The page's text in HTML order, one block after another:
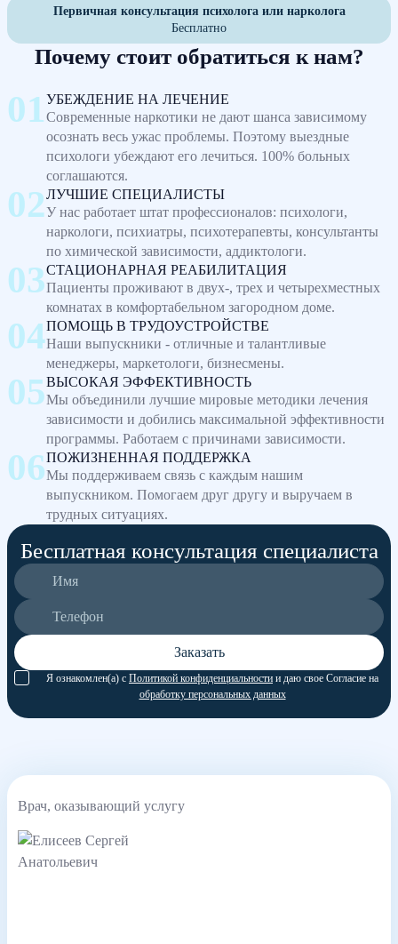
Первичная консультация психолога или нарколога
Бесплатно
Почему стоит обратиться к нам?
УБЕЖДЕНИЕ НА ЛЕЧЕНИЕ
Современные наркотики не дают шанса зависимому
осознать весь ужас проблемы. Поэтому выездные
психологи убеждают его лечиться. 100% больных
соглашаются.
ЛУЧШИЕ СПЕЦИАЛИСТЫ
У нас работает штат профессионалов: психологи,
наркологи, психиатры, психотерапевты, консультанты
по химической зависимости, аддиктологи.
СТАЦИОНАРНАЯ РЕАБИЛИТАЦИЯ
Пациенты проживают в двух-, трех и четырехместных
комнатах в комфортабельном загородном доме.
ПОМОЩЬ В ТРУДОУСТРОЙСТВЕ
Наши выпускники - отличные и талантливые
менеджеры, маркетологи, бизнесмены.
ВЫСОКАЯ ЭФФЕКТИВНОСТЬ
Мы объединили лучшие мировые методики лечения
зависимости и добились максимальной эффективности
программы. Работаем с причинами зависимости.
ПОЖИЗНЕННАЯ ПОДДЕРЖКА
Мы поддерживаем связь с каждым нашим
выпускником. Помогаем друг другу и выручаем в
трудных ситуациях.
Бесплатная консультация специалиста
Заказать
Я ознакомлен(а) с Политикой конфиденциальности и даю свое Согласие на
обработку персональных данных
Врач, оказывающий услугу